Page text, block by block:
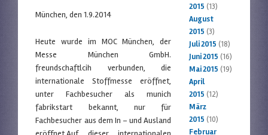
München, den 1.9.2014
Heute wurde im MOC München, der
Messe München GmbH.
freundschaftlcih verbunden, die
internationale Stoffmesse eröffnet,
unter Fachbesucher als munich
fabrikstart bekannt, nur für
Fachbesucher aus dem In – und Ausland
2015 (13)
August
2015 (3)
Juli 2015 (18)
Juni 2015 (16)
Mai 2015 (19)
April
2015 (12)
März
2015 (10)
Februar